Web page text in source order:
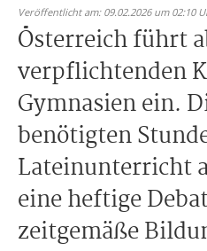
Veröffentlicht am: 09.02.2026 um 02:10
Österreich führt
verpflichtenden
Gymnasien ein.
benötigten
Lateinunterricht
eine heftige
zeitgemäße